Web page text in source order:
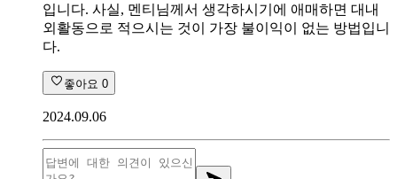
입니다. 사실, 멘티님께서 생각하시기에 애매하면 대내
외활동으로 적으시는 것이 가장 불이익이 없는 방법입니
다.
좋아요 0
2024.09.06